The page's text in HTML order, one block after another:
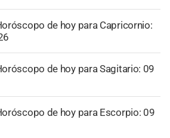
de hoy para Capricornio:
de hoy para Sagitario: 09
de hoy para Escorpio: 09